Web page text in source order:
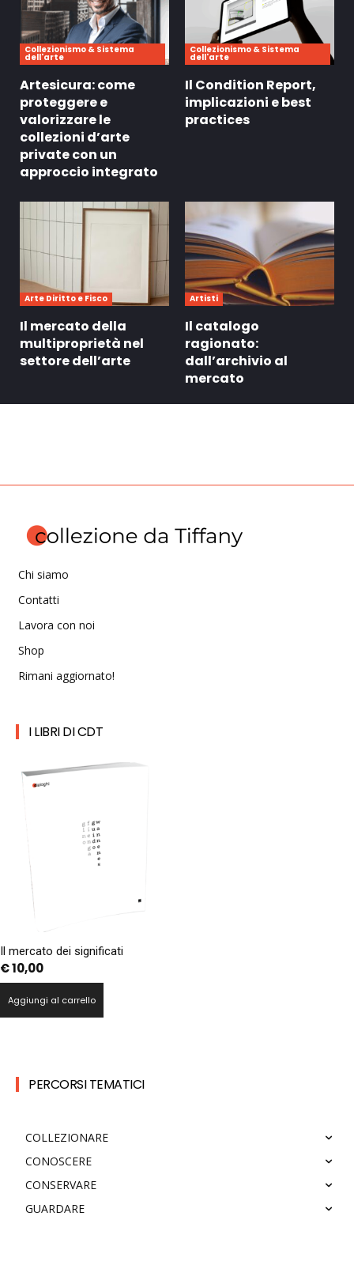
Collezionismo & Sistema
dell'arte
Artesicura: come
proteggere e
valorizzare le
collezioni d’arte
private con un
approccio integrato
Collezionismo & Sistema
dell'arte
Il Condition Report,
implicazioni e best
practices
Arte Diritto e Fisco
Il mercato della
multiproprietà nel
settore dell’arte
Artisti
Il catalogo
ragionato:
dall’archivio al
mercato
Chi siamo
Contatti
Lavora con noi
Shop
Rimani aggiornato!
I LIBRI DI CDT
Il mercato dei significati
€10,00
Aggiungi al carrello
PERCORSI TEMATICI
COLLEZIONARE
CONOSCERE
CONSERVARE
GUARDARE